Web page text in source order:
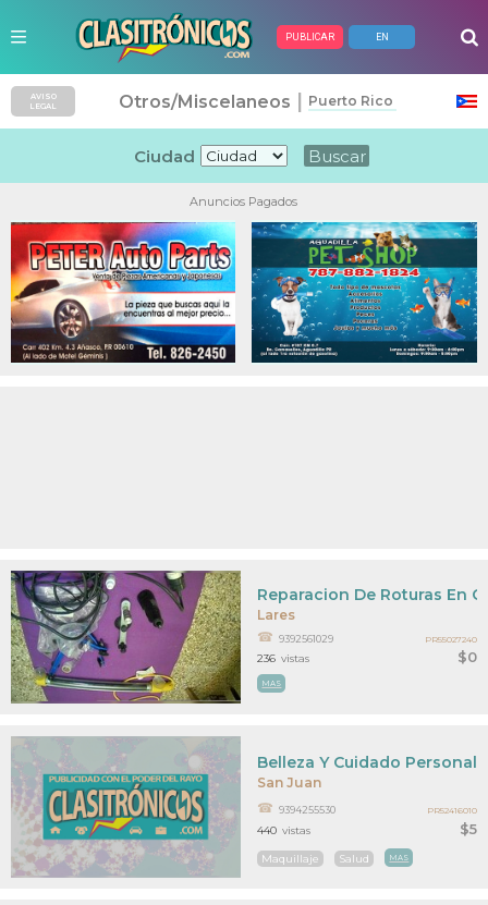
PUBLICAR EN
Anuncios Pagados
Lares
$0
Reparacion De Roturas En
9392561029
MAS
236 vistas
PR55027240
San Juan
$5
Belleza Y Cuidado Personal
9394255530
Maquillaje Salud MAS
440 vistas
PR52416010
AVISO
LEGAL
Otros/Miscelaneos Puerto Rico
Ciudad